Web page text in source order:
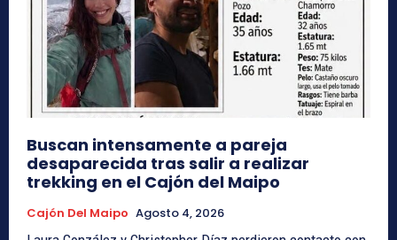
Buscan intensamente a pareja
desaparecida tras salir a realizar
trekking en el Cajón del Maipo
Cajón Del Maipo Agosto 4, 2026